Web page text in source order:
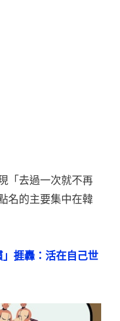
「去過一次就不再
名的主要集中在韓
捱轟：活在自己世